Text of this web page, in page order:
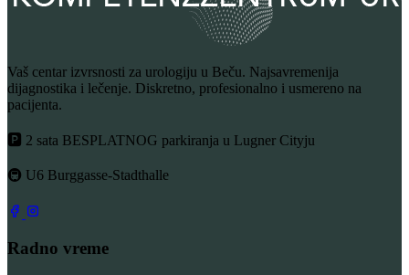
Vaš centar izvrsnosti za urologiju u Beču. Najsavremenija
dijagnostika i lečenje. Diskretno, profesionalno i usmereno na
pacijenta.
🅿 2 sata BESPLATNOG parkiranja u Lugner Cityju
🚇 U6 Burggasse-Stadthalle
Radno vreme